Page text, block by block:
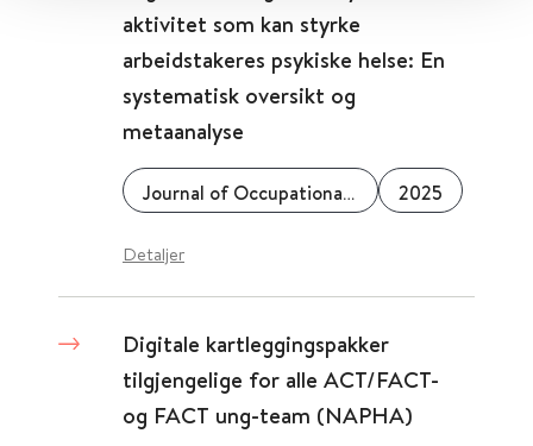
aktivitet som kan styrke
arbeidstakeres psykiske helse: En
systematisk oversikt og
metaanalyse
Journal of Occupational Health 2025
Detaljer
Digitale kartleggingspakker
tilgjengelige for alle ACT/FACT-
og FACT ung-team (NAPHA)